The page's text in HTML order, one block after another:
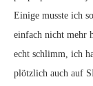
Einige musste ich
einfach nicht mehr
echt schlimm, ich
plötzlich auch auf